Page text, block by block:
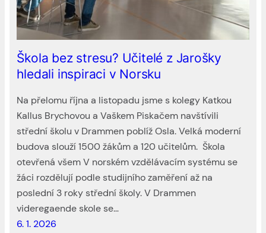
Škola bez stresu? Učitelé z Jarošky
hledali inspiraci v Norsku
Na přelomu října a listopadu jsme s kolegy Katkou
Kallus Brychovou a Vaškem Piskačem navštívili
střední školu v Drammen poblíž Osla. Velká moderní
budova slouží 1500 žákům a 120 učitelům. Škola
otevřená všem V norském vzdělávacím systému se
žáci rozdělují podle studijního zaměření až na
poslední 3 roky střední školy. V Drammen
videregaende skole se…
6. 1. 2026